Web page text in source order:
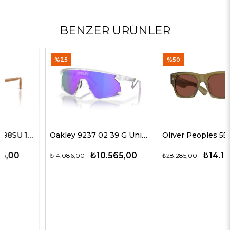
BENZER ÜRÜNLER
Oakley 9237 02 39 G Unisex Güneş Gözlükleri
₺10.565,00
₺14.086,00
Oliver Peoples 5514SU 1678C5 51 G Unisex Güneş Gözlükleri
₺14.143,00
₺28.285,00